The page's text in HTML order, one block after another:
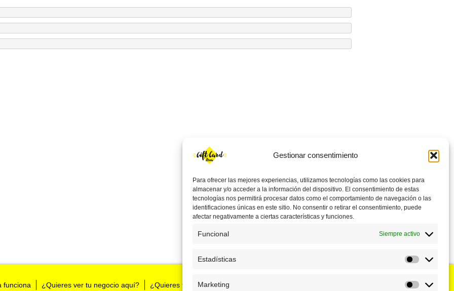
Gestionar consentimiento
Para ofrecer las mejores experiencias, utilizamos tecnologías como las cookies para
almacenar y/o acceder a la información del dispositivo. El consentimiento de estas
tecnologías nos permitirá procesar datos como el comportamiento de navegación o las
identificaciones únicas en este sitio. No consentir o retirar el consentimiento, puede
afectar negativamente a ciertas características y funciones.
Funcional Siempre activo
Estadísticas
Marketing
Marketing
funciona ¿Quieres ver tu negocio aquí? ¿Quieres tenernos en tu negocio?